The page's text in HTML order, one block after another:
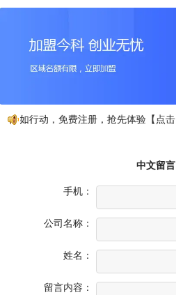
如行动，免费注册，抢先体验【点击】
中文留言
手机：
公司名称：
姓名：
留言内容：